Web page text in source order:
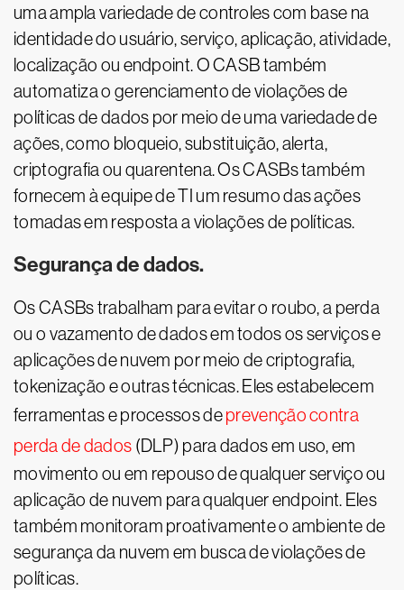
uma ampla variedade de controles com base na
identidade do usuário, serviço, aplicação, atividade,
localização ou endpoint. O CASB também
automatiza o gerenciamento de violações de
políticas de dados por meio de uma variedade de
ações, como bloqueio, substituição, alerta,
criptografia ou quarentena. Os CASBs também
fornecem à equipe de TI um resumo das ações
tomadas em resposta a violações de políticas.
Segurança de dados.
Os CASBs trabalham para evitar o roubo, a perda
ou o vazamento de dados em todos os serviços e
aplicações de nuvem por meio de criptografia,
tokenização e outras técnicas. Eles estabelecem
ferramentas e processos deprevenção contra
perda de dados (DLP) para dados em uso, em
movimento ou em repouso de qualquer serviço ou
aplicação de nuvem para qualquer endpoint. Eles
também monitoram proativamente o ambiente de
segurança da nuvem em busca de violações de
políticas.